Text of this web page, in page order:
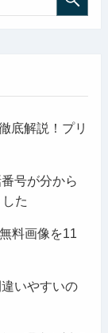
底解説！プリ
号が分から
た
料画像を11
いやすいの